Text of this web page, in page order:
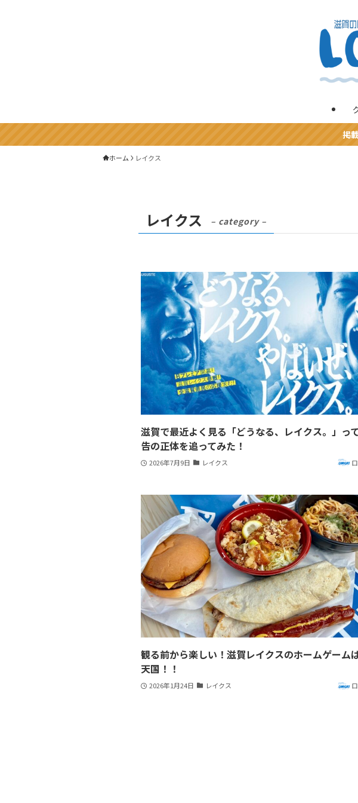
掲
ホーム レイクス
レイクス – category –
滋賀で最近よく見る「どうなる、レイクス。」っ
告の正体を追ってみた！
2026年7月9日 レイクス
観る前から楽しい！滋賀レイクスのホームゲーム
天国！！
2026年1月24日 レイクス